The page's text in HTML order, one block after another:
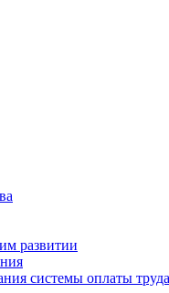
развитии
системы оплаты